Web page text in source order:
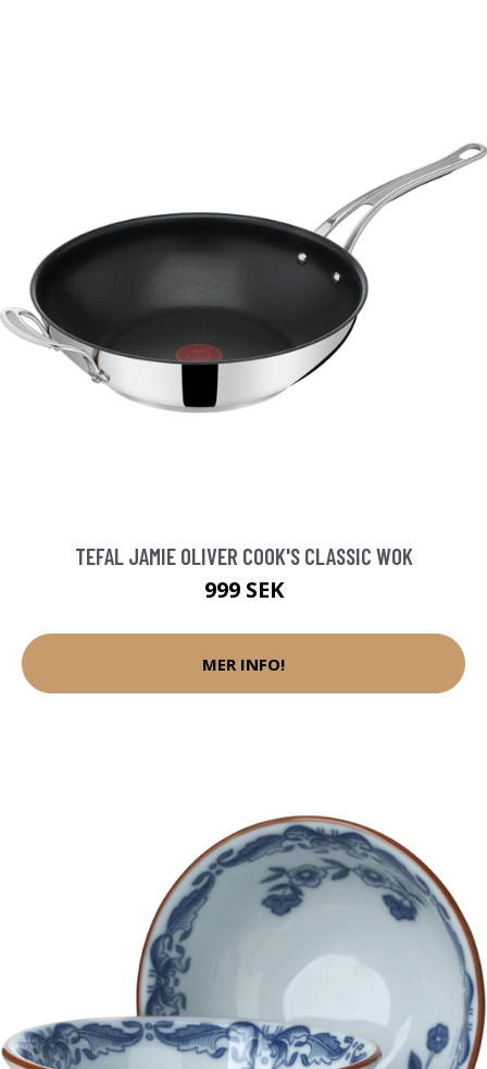
TEFAL JAMIE OLIVER COOK'S CLASSIC WOK
999 SEK
MER INFO!